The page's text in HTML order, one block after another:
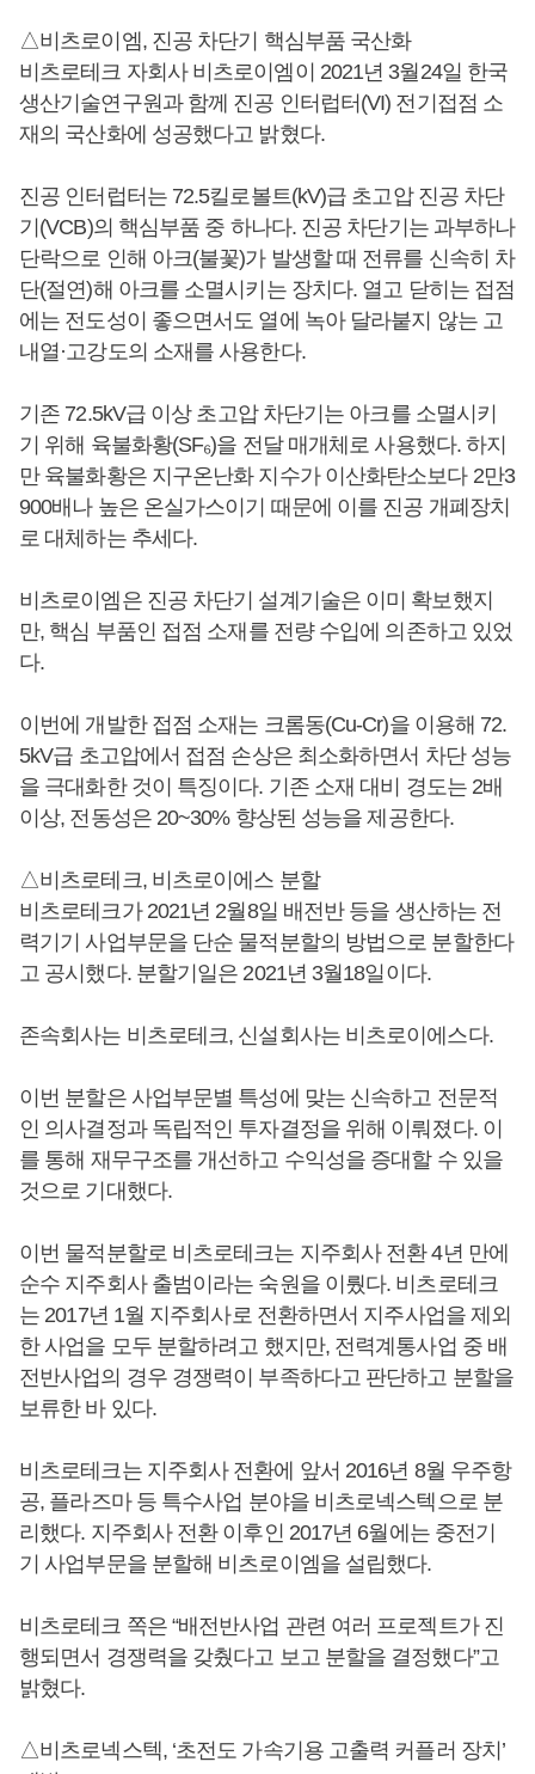
△비츠로이엠, 진공 차단기 핵심부품 국산화
비츠로테크 자회사 비츠로이엠이 2021년 3월24일 한국
생산기술연구원과 함께 진공 인터럽터(VI) 전기접점 소
재의 국산화에 성공했다고 밝혔다.
진공 인터럽터는 72.5킬로볼트(kV)급 초고압 진공 차단
기(VCB)의 핵심부품 중 하나다. 진공 차단기는 과부하나
단락으로 인해 아크(불꽃)가 발생할 때 전류를 신속히 차
단(절연)해 아크를 소멸시키는 장치다. 열고 닫히는 접점
에는 전도성이 좋으면서도 열에 녹아 달라붙지 않는 고
내열·고강도의 소재를 사용한다.
기존 72.5kV급 이상 초고압 차단기는 아크를 소멸시키
기 위해 육불화황(SF₆)을 전달 매개체로 사용했다. 하지
만 육불화황은 지구온난화 지수가 이산화탄소보다 2만3
900배나 높은 온실가스이기 때문에 이를 진공 개폐장치
로 대체하는 추세다.
비츠로이엠은 진공 차단기 설계기술은 이미 확보했지
만, 핵심 부품인 접점 소재를 전량 수입에 의존하고 있었
다.
이번에 개발한 접점 소재는 크롬동(Cu-Cr)을 이용해 72.
5kV급 초고압에서 접점 손상은 최소화하면서 차단 성능
을 극대화한 것이 특징이다. 기존 소재 대비 경도는 2배
이상, 전동성은 20~30% 향상된 성능을 제공한다.
△비츠로테크, 비츠로이에스 분할
비츠로테크가 2021년 2월8일 배전반 등을 생산하는 전
력기기 사업부문을 단순 물적분할의 방법으로 분할한다
고 공시했다. 분할기일은 2021년 3월18일이다.
존속회사는 비츠로테크, 신설회사는 비츠로이에스다.
이번 분할은 사업부문별 특성에 맞는 신속하고 전문적
인 의사결정과 독립적인 투자결정을 위해 이뤄졌다. 이
를 통해 재무구조를 개선하고 수익성을 증대할 수 있을
것으로 기대했다.
이번 물적분할로 비츠로테크는 지주회사 전환 4년 만에
순수 지주회사 출범이라는 숙원을 이뤘다. 비츠로테크
는 2017년 1월 지주회사로 전환하면서 지주사업을 제외
한 사업을 모두 분할하려고 했지만, 전력계통사업 중 배
전반사업의 경우 경쟁력이 부족하다고 판단하고 분할을
보류한 바 있다.
비츠로테크는 지주회사 전환에 앞서 2016년 8월 우주항
공, 플라즈마 등 특수사업 분야을 비츠로넥스텍으로 분
리했다. 지주회사 전환 이후인 2017년 6월에는 중전기
기 사업부문을 분할해 비츠로이엠을 설립했다.
비츠로테크 쪽은 “배전반사업 관련 여러 프로젝트가 진
행되면서 경쟁력을 갖췄다고 보고 분할을 결정했다”고
밝혔다.
△비츠로넥스텍, ‘초전도 가속기용 고출력 커플러 장치’